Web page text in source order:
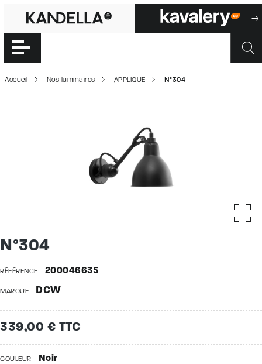
N°304 |
Accéder directement au contenu de la page
Accueil Nos luminaires APPLIQUE N°304
N°304
RÉFÉRENCE 200046635
MARQUE DCW
339,00 € TTC
COULEUR Noir